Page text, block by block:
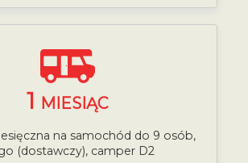
1 MIESIĄC
na samochód do 9 osób,
(dostawczy), camper D2